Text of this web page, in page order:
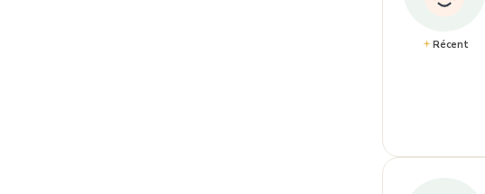
Récent